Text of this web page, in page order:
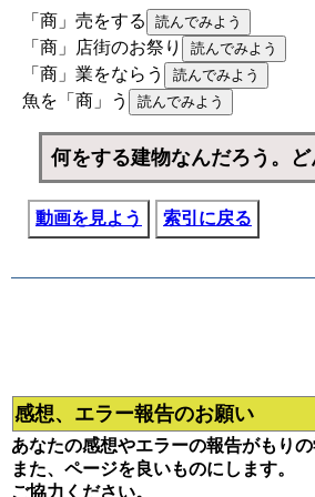
「商」売をする
「商」店街のお祭り
「商」業をならう
魚を「商」う
何をする建物なんだろう。
動画を見よう 索引に戻る
感想、エラー報告のお願い
あなたの感想やエラーの報告がもり
また、ページを良いものにします。
ご協力ください。